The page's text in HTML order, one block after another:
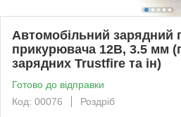
Автомобільний зарядний
прикурювача 12В, 3.5 мм
зарядних Trustfire та ін)
Готово до відправки
Код: 00076
Роздріб